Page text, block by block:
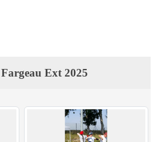
Fargeau Ext 2025